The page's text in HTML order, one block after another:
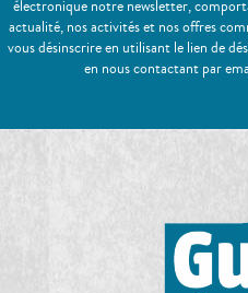
électronique notre newsletter,
actualité, nos activités et nos offres
vous désinscrire en utilisant le lien de
en nous contactant par